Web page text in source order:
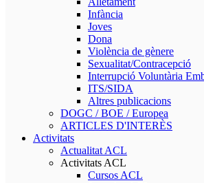
Infància
Joves
Dona
Violència de gènere
Sexualitat/Contracepció
Interrupció Voluntària
ITS/SIDA
Altres publicacions
DOGC / BOE / Europea
ARTICLES D'INTERÈS
Activitats
Actualitat ACL
Activitats ACL
Cursos ACL